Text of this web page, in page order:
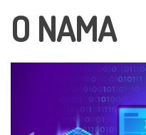
O NAMA